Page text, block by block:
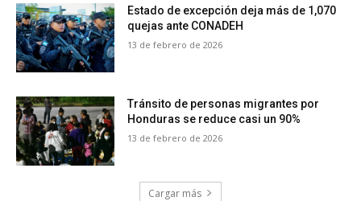
Estado de excepción deja más de 1,070
quejas ante CONADEH
13 de febrero de 2026
Tránsito de personas migrantes por
Honduras se reduce casi un 90%
13 de febrero de 2026
Cargar más